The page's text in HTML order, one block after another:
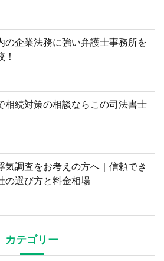
の企業法務に強い弁護士事務所を
！
相続対策の相談ならこの司法書士
気調査をお考えの方へ｜信頼でき
の選び方と料金相場
カテゴリー